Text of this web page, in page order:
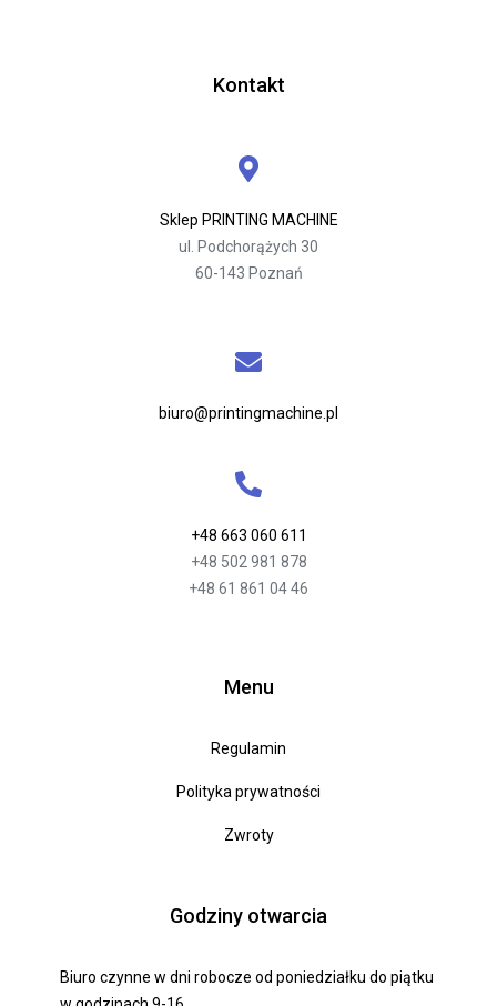
Kontakt
Sklep PRINTING MACHINE
ul. Podchorążych 30
60-143 Poznań
biuro@printingmachine.pl
+48 663 060 611
+48 502 981 878
+48 61 861 04 46
Menu
Regulamin
Polityka prywatności
Zwroty
Godziny otwarcia
Biuro czynne w dni robocze od poniedziałku do piątku